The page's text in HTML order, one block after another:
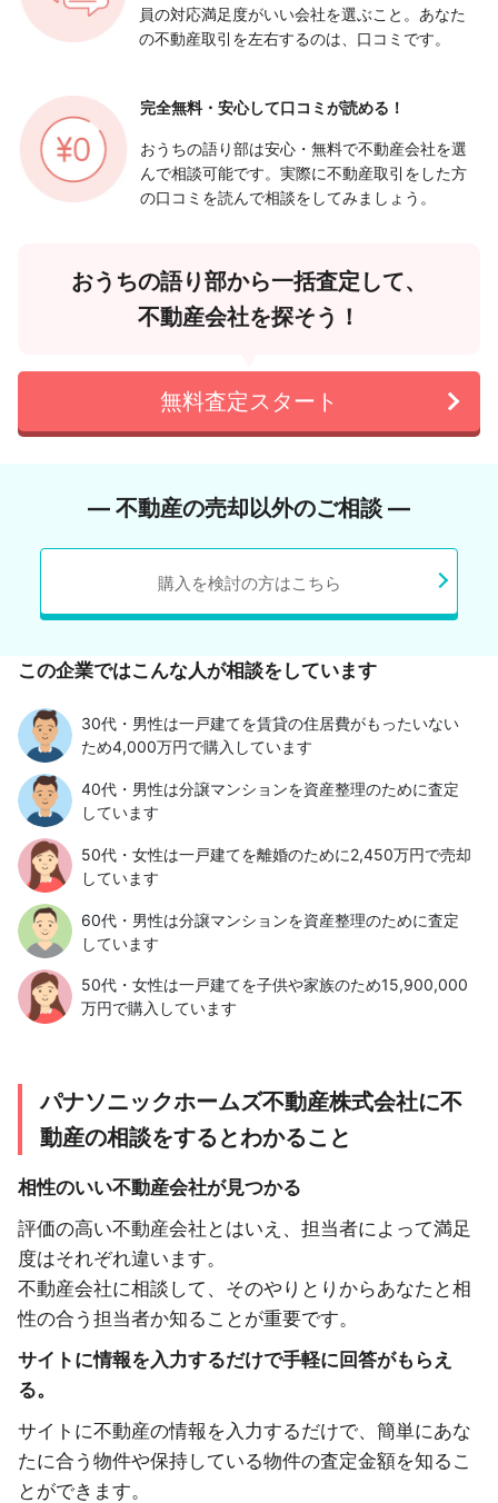
員の対応満足度がいい会社を選ぶこと。あなた
の不動産取引を左右するのは、口コミです。
完全無料・安心して口コミが読める！
おうちの語り部は安心・無料で不動産会社を選
んで相談可能です。実際に不動産取引をした方
の口コミを読んで相談をしてみましょう。
おうちの語り部から一括査定して、
不動産会社を探そう！
無料査定スタート
― 不動産の売却以外のご相談 ―
購入を検討の方はこちら
この企業ではこんな人が相談をしています
30代・男性は一戸建てを賃貸の住居費がもったいない
ため4,000万円で購入しています
40代・男性は分譲マンションを資産整理のために査定
しています
50代・女性は一戸建てを離婚のために2,450万円で売却
しています
60代・男性は分譲マンションを資産整理のために査定
しています
50代・女性は一戸建てを子供や家族のため15,900,000
万円で購入しています
パナソニックホームズ不動産株式会社に不
動産の相談をするとわかること
相性のいい不動産会社が見つかる
評価の高い不動産会社とはいえ、担当者によって満足
度はそれぞれ違います。
不動産会社に相談して、そのやりとりからあなたと相
性の合う担当者か知ることが重要です。
サイトに情報を入力するだけで手軽に回答がもらえ
る。
サイトに不動産の情報を入力するだけで、簡単にあな
たに合う物件や保持している物件の査定金額を知るこ
とができます。